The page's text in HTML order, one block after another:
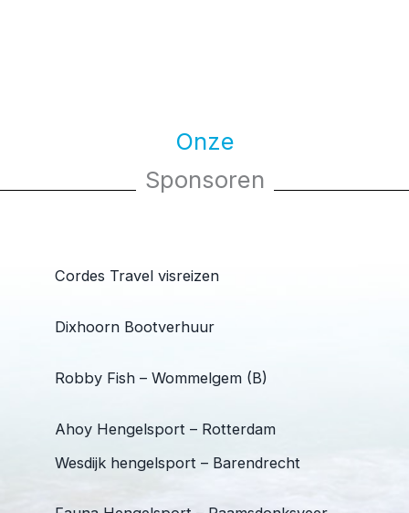
Onze
Sponsoren
Cordes Travel visreizen
Dixhoorn Bootverhuur
Robby Fish – Wommelgem (B)
Ahoy Hengelsport – Rotterdam
Wesdijk hengelsport – Barendrecht